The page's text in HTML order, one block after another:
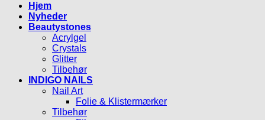
Hjem
Nyheder
Beautystones
Acrylgel
Crystals
Glitter
Tilbehør
INDIGO NAILS
Nail Art
Folie & Klistermærker
Tilbehør